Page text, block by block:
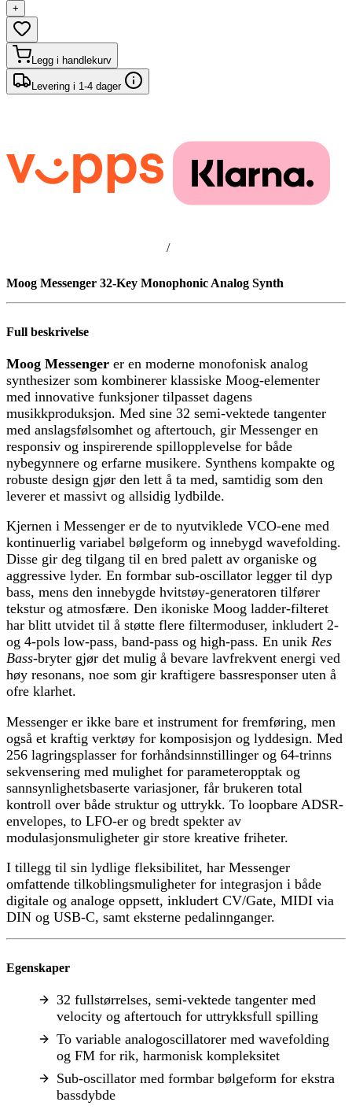
+
Legg i handlekurv
Levering i 1-4 dager
/
Moog Messenger 32-Key Monophonic Analog Synth
Full beskrivelse
Moog Messenger er en moderne monofonisk analog
synthesizer som kombinerer klassiske Moog-elementer
med innovative funksjoner tilpasset dagens
musikkproduksjon. Med sine 32 semi-vektede tangenter
med anslagsfølsomhet og aftertouch, gir Messenger en
responsiv og inspirerende spillopplevelse for både
nybegynnere og erfarne musikere. Synthens kompakte og
robuste design gjør den lett å ta med, samtidig som den
leverer et massivt og allsidig lydbilde.
Kjernen i Messenger er de to nyutviklede VCO-ene med
kontinuerlig variabel bølgeform og innebygd wavefolding.
Disse gir deg tilgang til en bred palett av organiske og
aggressive lyder. En formbar sub-oscillator legger til dyp
bass, mens den innebygde hvitstøy-generatoren tilfører
tekstur og atmosfære. Den ikoniske Moog ladder-filteret
har blitt utvidet til å støtte flere filtermoduser, inkludert 2-
og 4-pols low-pass, band-pass og high-pass. En unik Res
Bass-bryter gjør det mulig å bevare lavfrekvent energi ved
høy resonans, noe som gir kraftigere bassresponser uten å
ofre klarhet.
Messenger er ikke bare et instrument for fremføring, men
også et kraftig verktøy for komposisjon og lyddesign. Med
256 lagringsplasser for forhåndsinnstillinger og 64-trinns
sekvensering med mulighet for parameteropptak og
sannsynlighetsbaserte variasjoner, får brukeren total
kontroll over både struktur og uttrykk. To loopbare ADSR-
envelopes, to LFO-er og bredt spekter av
modulasjonsmuligheter gir store kreative friheter.
I tillegg til sin lydlige fleksibilitet, har Messenger
omfattende tilkoblingsmuligheter for integrasjon i både
digitale og analoge oppsett, inkludert CV/Gate, MIDI via
DIN og USB-C, samt eksterne pedalinnganger.
Egenskaper
32 fullstørrelses, semi-vektede tangenter med
velocity og aftertouch for uttrykksfull spilling
To variable analogoscillatorer med wavefolding
og FM for rik, harmonisk kompleksitet
Sub-oscillator med formbar bølgeform for ekstra
bassdybde